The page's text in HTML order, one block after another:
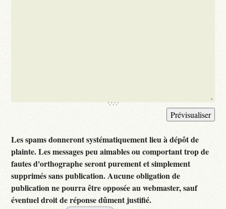
Les spams donneront systématiquement lieu à dépôt de
plainte. Les messages peu aimables ou comportant trop de
fautes d'orthographe seront purement et simplement
supprimés sans publication. Aucune obligation de
publication ne pourra être opposée au webmaster, sauf
éventuel droit de réponse dûment justifié.